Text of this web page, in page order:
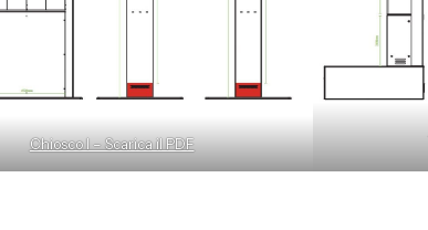
Chiosco I – Scarica il PDF